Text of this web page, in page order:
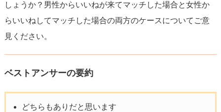
しょうか？男性からいいねが来てマッチした場合と女性か
らいいねしてマッチした場合の両方のケースについてご意
見ください。
ベストアンサーの要約
どちらもありだと思います